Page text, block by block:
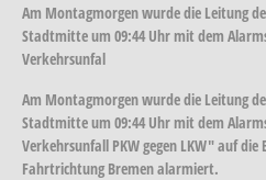
Am Montagmorgen wurde die Leitung
Stadtmitte um 09:44 Uhr mit dem
Verkehrsunfal
Am Montagmorgen wurde die Leitung
Stadtmitte um 09:44 Uhr mit dem
Verkehrsunfall PKW gegen LKW" auf
Fahrtrichtung Bremen alarmiert.